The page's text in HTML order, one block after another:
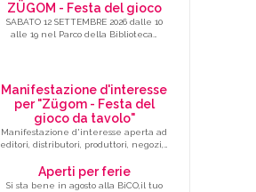
ZÜGOM - Festa del gioco
SABATO 12 SETTEMBRE 2026 dalle 10
alle 19 nel Parco della Biblioteca…
Manifestazione d'interesse
per "Zügom - Festa del
gioco da tavolo"
Manifestazione d'interesse aperta ad
editori, distributori, produttori, negozi,…
Aperti per ferie
Si sta bene in agosto alla BiCO,il tuo